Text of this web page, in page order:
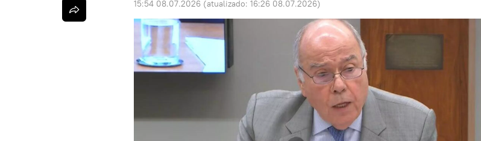
15:54 08.07.2026 (atualizado: 16:26 08.07.2026)